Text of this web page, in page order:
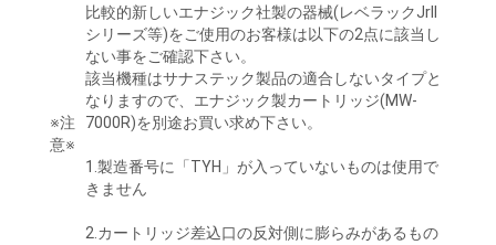
※注
意※
比較的新しいエナジック社製の器械(レベラックJrII
シリーズ等)をご使用のお客様は以下の2点に該当し
ない事をご確認下さい。
該当機種はサナステック製品の適合しないタイプと
なりますので、エナジック製カートリッジ(MW-
7000R)を別途お買い求め下さい。
1.製造番号に「TYH」が入っていないものは使用で
きません
2.カートリッジ差込口の反対側に膨らみがあるもの